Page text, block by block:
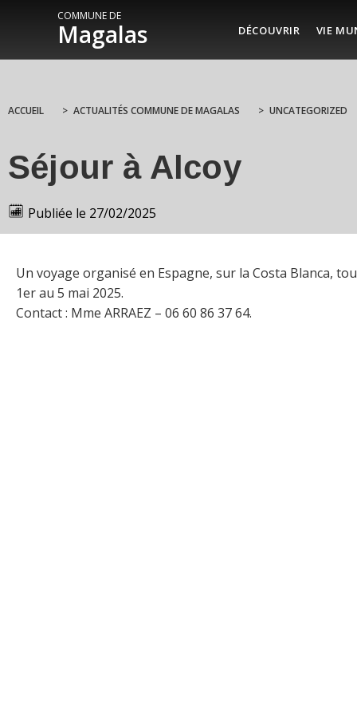
COMMUNE DE
Magalas DÉCOUVRIR VIE
ACCUEIL > ACTUALITÉS COMMUNE DE MAGALAS > UNCATEGORIZED
Séjour à Alcoy
Publiée le 27/02/2025
Un voyage organisé en Espagne, sur la Costa Blanca,
1er au 5 mai 2025.
Contact : Mme ARRAEZ – 06 60 86 37 64.